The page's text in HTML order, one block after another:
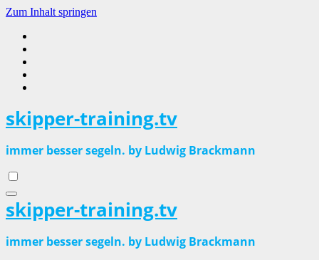
Zum Inhalt springen
skipper-training.tv
immer besser segeln. by Ludwig Brackmann
skipper-training.tv
immer besser segeln. by Ludwig Brackmann